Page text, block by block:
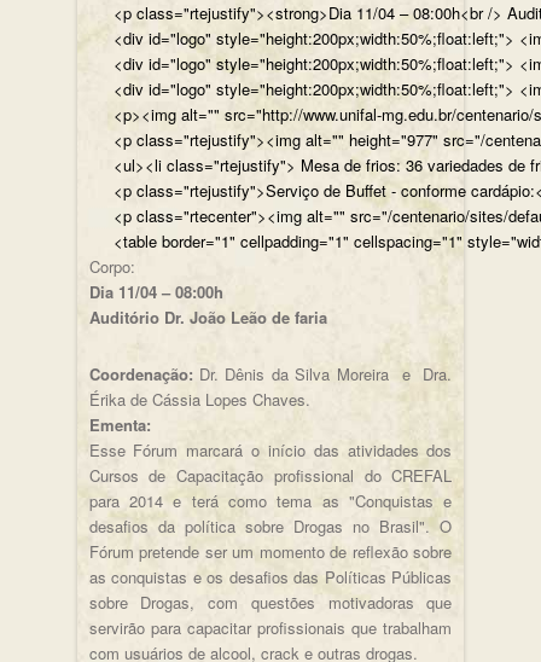
<p class="rtejustify"><strong>Dia 11/04 – 08:00h<br />
<div id="logo" style="height:200px;width:50%;float:left;">
<div id="logo" style="height:200px;width:50%;float:left;">
<div id="logo" style="height:200px;width:50%;float:left;">
<p><img alt="" src="http://www.unifal-mg.edu.br/
<p class="rtejustify"><img alt="" height="977" src="/
<ul><li class="rtejustify"> Mesa de frios: 36 variedades de
<p class="rtejustify">Serviço de Buffet - conforme
<p class="rtecenter"><img alt="" src="/centenario/sites/
<table border="1" cellpadding="1" cellspacing="1"
Corpo:
Dia 11/04 – 08:00h
Auditório Dr. João Leão de faria
Coordenação: Dr. Dênis da Silva Moreira e Dra.
Érika de Cássia Lopes Chaves.
Ementa:
Esse Fórum marcará o início das atividades dos
Cursos de Capacitação profissional do CREFAL
para 2014 e terá como tema as "Conquistas e
desafios da política sobre Drogas no Brasil". O
Fórum pretende ser um momento de reflexão sobre
as conquistas e os desafios das Políticas Públicas
sobre Drogas, com questões motivadoras que
servirão para capacitar profissionais que trabalham
com usuários de alcool, crack e outras drogas.